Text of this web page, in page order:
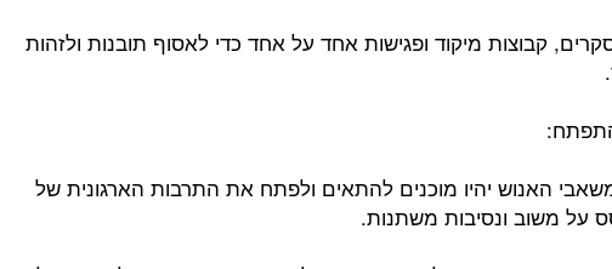
קבוצות מיקוד ופגישות אחד על אחד כדי לאסוף תובנות ולזהות
האנוש יהיו מוכנים להתאים ולפתח את התרבות הארגונית של
על משוב ונסיבות משתנות.